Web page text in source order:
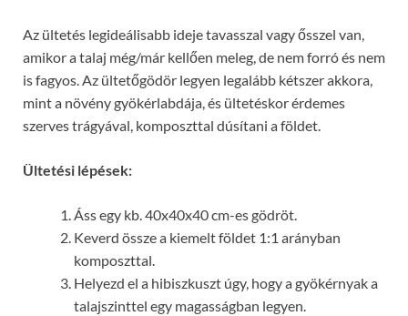
Az ültetés legideálisabb ideje tavasszal vagy ősszel van,
amikor a talaj még/már kellően meleg, de nem forró és nem
is fagyos. Az ültetőgödör legyen legalább kétszer akkora,
mint a növény gyökérlabdája, és ültetéskor érdemes
szerves trágyával, komposzttal dúsítani a földet.
Ültetési lépések:
Áss egy kb. 40x40x40 cm-es gödröt.
Keverd össze a kiemelt földet 1:1 arányban
komposzttal.
Helyezd el a hibiszkuszt úgy, hogy a gyökérnyak a
talajszinttel egy magasságban legyen.